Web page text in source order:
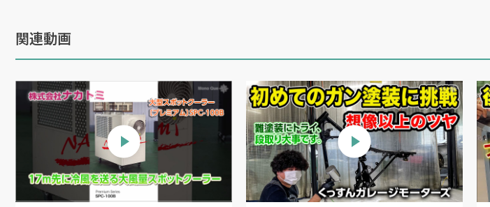
関連動画